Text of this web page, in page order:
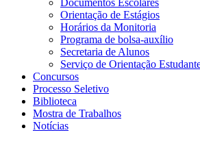
Documentos Escolares
Orientação de Estágios
Horários da Monitoria
Programa de bolsa-auxílio
Secretaria de Alunos
Serviço de Orientação
Concursos
Processo Seletivo
Biblioteca
Mostra de Trabalhos
Notícias